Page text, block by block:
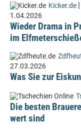
Kicker.de |
1.04.2026
Wieder Drama in
im
27.03.2026
Was Sie zur
Die besten
wert sind